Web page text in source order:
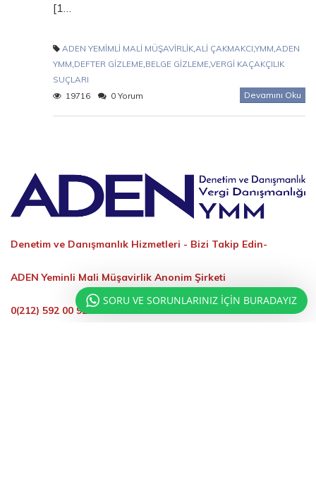
[1…
ADEN YEMİMLİ MALİ MÜŞAVİRLİK,ALİ ÇAKMAKCI,YMM,ADEN
YMM,DEFTER GİZLEME,BELGE GİZLEME,VERGİ KAÇAKÇILIK
SUÇLARI
19716
0 Yorum Devamını Oku
Denetim ve Danışmanlık Hizmetleri - Bizi Takip Edin-
ADEN Yeminli Mali Müşavirlik Anonim Şirketi
0(212) 592 00 92
SORU VE SORUNLARINIZ İÇİN BURADAYIZ